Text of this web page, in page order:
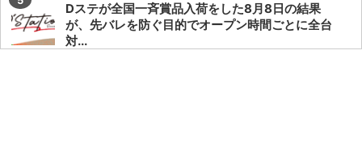
Dステが全国一斉賞品入荷をした8月8日の結果
が、先バレを防ぐ目的でオープン時間ごとに全台
対...